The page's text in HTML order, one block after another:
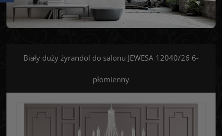
Biały duży żyrandol do salonu JEWESA 12040/26 6-
płomienny